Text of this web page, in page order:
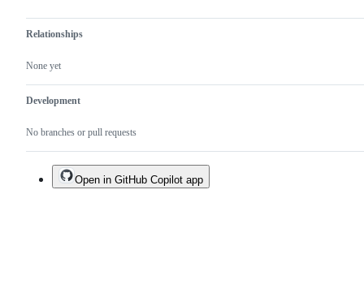
Relationships
None yet
Development
No branches or pull requests
Open in GitHub Copilot app